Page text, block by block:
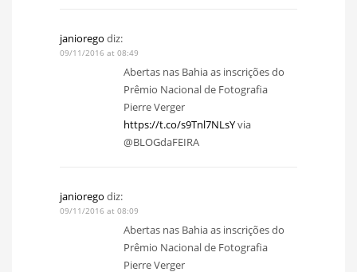
janiorego diz:
09/11/2016 at 08:49
Abertas nas Bahia as inscrições do
Prêmio Nacional de Fotografia
Pierre Verger
https://t.co/s9Tnl7NLsYvia
@BLOGdaFEIRA
janiorego diz:
09/11/2016 at 08:09
Abertas nas Bahia as inscrições do
Prêmio Nacional de Fotografia
Pierre Verger